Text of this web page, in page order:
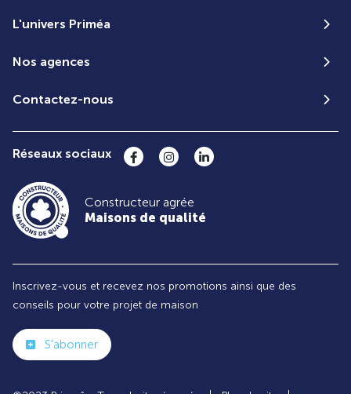
L'univers Priméa
Nos agences
Contactez-nous
Réseaux sociaux
Constructeur agrée
Maisons de qualité
Inscrivez-vous et recevez nos promotions ainsi que des
conseils pour votre projet de maison
S'abonner